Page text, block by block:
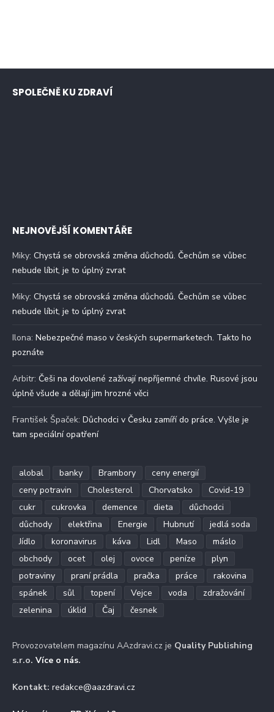
SPOLEČNĚ KU ZDRAVÍ
NEJNOVĚJŠÍ KOMENTÁŘE
Miky: Chystá se obrovská změna důchodů. Čechům se vůbec
nebude líbit, je to úplný zvrat
Miky: Chystá se obrovská změna důchodů. Čechům se vůbec
nebude líbit, je to úplný zvrat
Ilona: Nebezpečné maso v českých supermarketech. Takto ho
poznáte
Arbitr: Češi na dovolené zažívají nepříjemné chvíle. Rusové jsou
úplně všude a dělají jim hrozné věci
František Špaček: Důchodci v Česku zamíří do práce. Vyšle je
tam speciální opatření
alobal banky Brambory
ceny energií
ceny potravin
Cholesterol Chorvatsko
Covid-19
cukr
cukrovka demence dieta
důchodci
důchody
elektřina Energie Hubnutí
jedlá soda
Jídlo
koronavirus káva Lidl Maso
máslo
obchody
ocet olej ovoce peníze
plyn
potraviny
praní prádla pračka práce
rakovina
spánek
sůl topení Vejce voda
zdražování
zelenina
úklid Čaj česnek
Provozovatelem magazínu AAzdravi.cz je Quality Publishing
s.r.o. Více o nás.
Kontakt: redakce@aazdravi.cz